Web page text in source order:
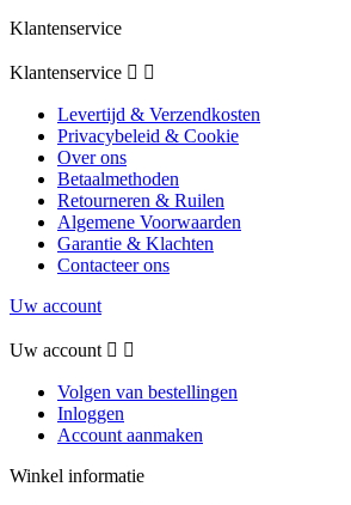
Klantenservice
Klantenservice  
Levertijd & Verzendkosten
Privacybeleid & Cookie
Over ons
Betaalmethoden
Retourneren & Ruilen
Algemene Voorwaarden
Garantie & Klachten
Contacteer ons
Uw account
Uw account  
Volgen van bestellingen
Inloggen
Account aanmaken
Winkel informatie